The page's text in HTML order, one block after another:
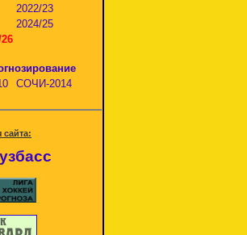
2022/23
2024/25
СОЧИ-2014
сайта: